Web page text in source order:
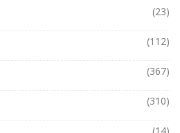
(23)
(112)
(367)
(310)